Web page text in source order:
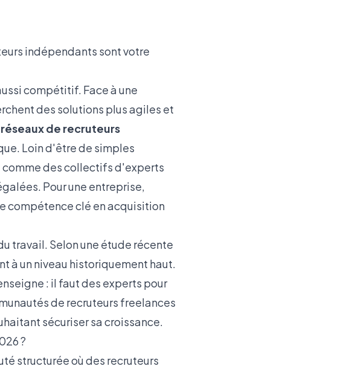
indépendants sont votre
compétitif. Face à une
des solutions plus agiles et
réseaux de recruteurs
Loin d'être de simples
comme des collectifs d'experts
Pour une entreprise,
compétence clé en acquisition
travail. Selon une étude récente
à un niveau historiquement haut.
: il faut des experts pour
de recruteurs freelances
sécuriser sa croissance.
?
structurée où des recruteurs